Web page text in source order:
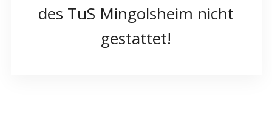
des TuS Mingolsheim nicht
gestattet!